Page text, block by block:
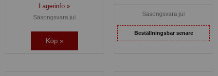
Lagerinfo »
Säsongsvara jul
Köp »
Säsongsvara jul
Beställningsbar senare